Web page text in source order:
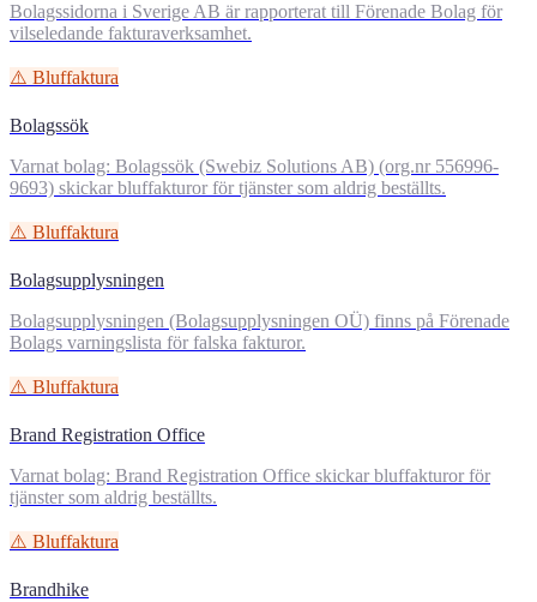
Bolagssidorna i Sverige AB är rapporterat till Förenade Bolag för
vilseledande fakturaverksamhet.
⚠️ Bluffaktura
Bolagssök
Varnat bolag: Bolagssök (Swebiz Solutions AB) (org.nr 556996-
9693) skickar bluffakturor för tjänster som aldrig beställts.
⚠️ Bluffaktura
Bolagsupplysningen
Bolagsupplysningen (Bolagsupplysningen OÜ) finns på Förenade
Bolags varningslista för falska fakturor.
⚠️ Bluffaktura
Brand Registration Office
Varnat bolag: Brand Registration Office skickar bluffakturor för
tjänster som aldrig beställts.
⚠️ Bluffaktura
Brandhike